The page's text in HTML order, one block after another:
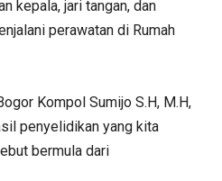
kepala, jari tangan, dan
perawatan di Rumah
Kompol Sumijo S.H, M.H,
penyelidikan yang kita
bermula dari